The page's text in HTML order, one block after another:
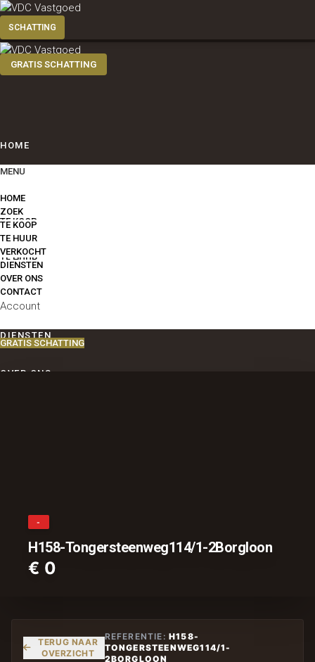
GRATIS SCHATTING
HOME
TE KOOP
TE HUUR
VERKOCHT
DIENSTEN
OVER ONS
MENU
HOME
ZOEK
TE KOOP
TE HUUR
VERKOCHT
DIENSTEN
OVER ONS
CONTACT
Account
GRATIS SCHATTING
-
H158-Tongersteenweg114/1-2Borgloon
€ 0
TERUG NAAR
OVERZICHT
REFERENTIE:H158-
TONGERSTEENWEG114/1-
2BORGLOON